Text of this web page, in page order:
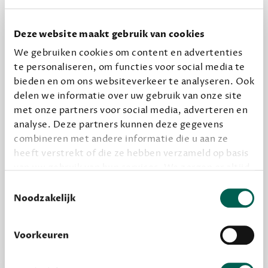
Deze website maakt gebruik van cookies
We gebruiken cookies om content en advertenties
te personaliseren, om functies voor social media te
bieden en om ons websiteverkeer te analyseren. Ook
delen we informatie over uw gebruik van onze site
met onze partners voor social media, adverteren en
analyse. Deze partners kunnen deze gegevens
combineren met andere informatie die u aan ze
heeft verstrekt of die ze hebben verzameld op basis
grondslag gebeurt, en er niet onnodig data van je
wordt verwerkt. Gevoelige persoonsgegevens delen
Noodzakelijk
Voorkeuren
Een originele manier om je reading challenge te
halen.
12,50 per maand, incl. verzending
Geef cadeau
Word een bovengemiddelde lezer met 6 boeken
per jaar
kijken of het zou bevallen (maar dit hoeft niet)